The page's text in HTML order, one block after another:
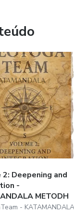
2: Deepening and
-
METODH
- KATAMANDALA